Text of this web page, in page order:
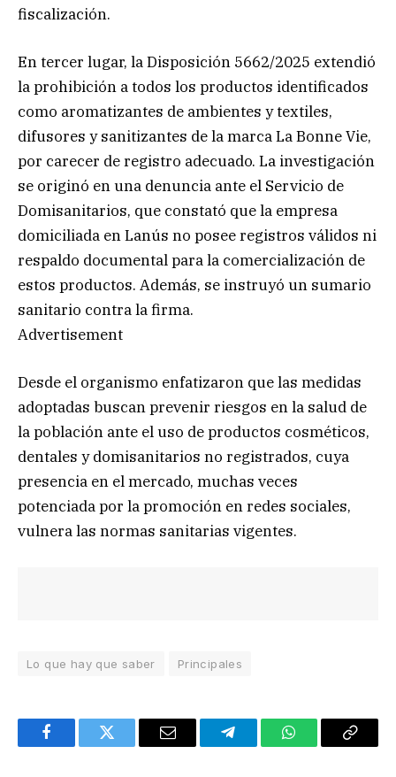
fiscalización.
En tercer lugar, la Disposición 5662/2025 extendió
la prohibición a todos los productos identificados
como aromatizantes de ambientes y textiles,
difusores y sanitizantes de la marca La Bonne Vie,
por carecer de registro adecuado. La investigación
se originó en una denuncia ante el Servicio de
Domisanitarios, que constató que la empresa
domiciliada en Lanús no posee registros válidos ni
respaldo documental para la comercialización de
estos productos. Además, se instruyó un sumario
sanitario contra la firma.
Advertisement
Desde el organismo enfatizaron que las medidas
adoptadas buscan prevenir riesgos en la salud de
la población ante el uso de productos cosméticos,
dentales y domisanitarios no registrados, cuya
presencia en el mercado, muchas veces
potenciada por la promoción en redes sociales,
vulnera las normas sanitarias vigentes.
Lo que hay que saber Principales
FacebookTwitter Email TelegramWhatsAppCopy